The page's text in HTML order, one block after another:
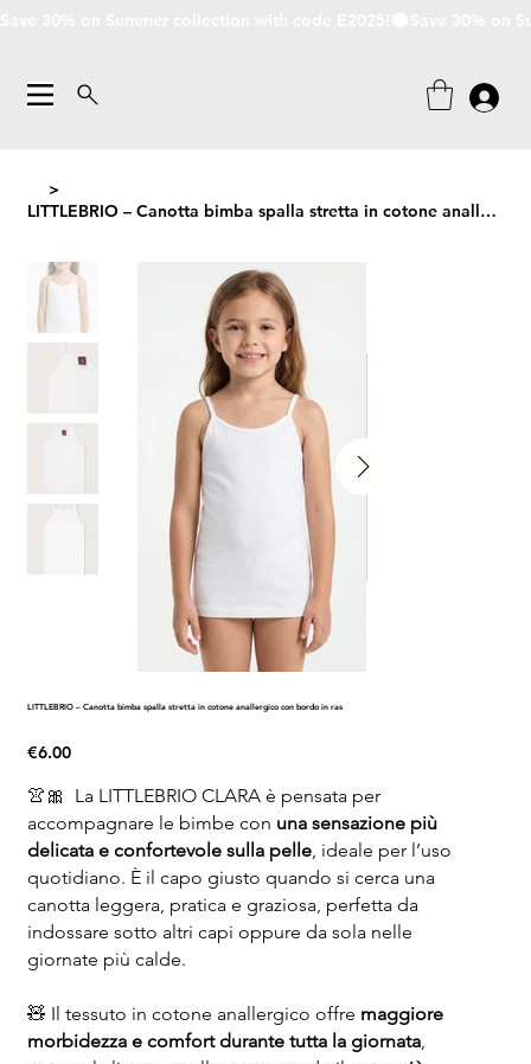
>
LITTLEBRIO – Canotta bimba spalla stretta in cotone anallergico con bordo in ras
LITTLEBRIO – Canotta bimba spalla stretta in cotone anallergico con bordo in ras
Price
€6.00
👚🎀 La LITTLEBRIO CLARA è pensata per
accompagnare le bimbe con una sensazione più
delicata e confortevole sulla pelle, ideale per l’uso
quotidiano. È il capo giusto quando si cerca una
canotta leggera, pratica e graziosa, perfetta da
indossare sotto altri capi oppure da sola nelle
giornate più calde.
🧸 Il tessuto in cotone anallergico offre maggiore
morbidezza e comfort durante tutta la giornata,